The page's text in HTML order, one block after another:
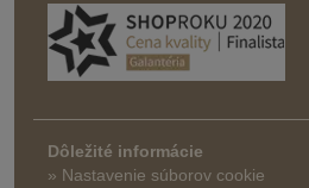
Dôležité informácie
» Nastavenie súborov cookie